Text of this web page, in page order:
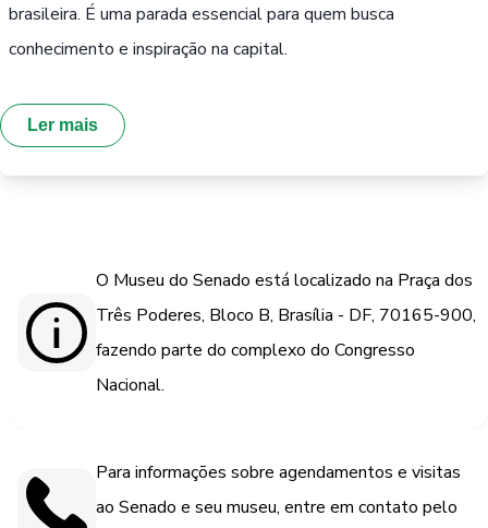
brasileira. É uma parada essencial para quem busca
conhecimento e inspiração na capital.
Ler mais
O Museu do Senado está localizado na Praça dos
Três Poderes, Bloco B, Brasília - DF, 70165-900,
fazendo parte do complexo do Congresso
Nacional.
Para informações sobre agendamentos e visitas
ao Senado e seu museu, entre em contato pelo